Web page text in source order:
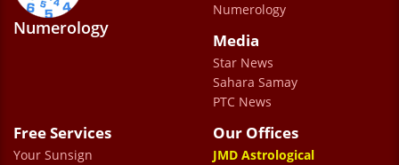
Numerology
Numerology
Media
Star News
Sahara Samay
PTC News
Free Services
Your Sunsign
Our Offices
JMD Astrological